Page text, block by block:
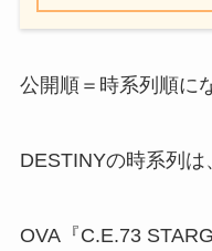
公開順＝時系列順に
DESTINYの時系列は
OVA『C.E.73